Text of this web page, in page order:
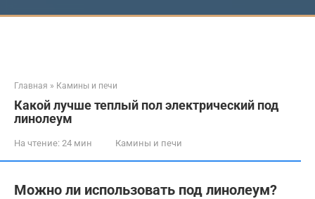
Главная » Камины и печи
Какой лучше теплый пол электрический под
линолеум
На чтение: 24 мин Камины и печи
Можно ли использовать под линолеум?